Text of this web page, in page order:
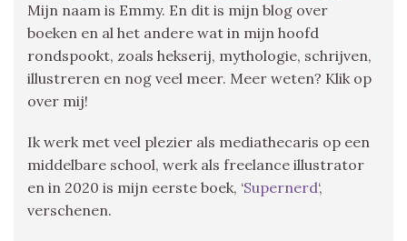
Mijn naam is Emmy. En dit is mijn blog over
boeken en al het andere wat in mijn hoofd
rondspookt, zoals hekserij, mythologie, schrijven,
illustreren en nog veel meer. Meer weten? Klik op
over mij!
Ik werk met veel plezier als mediathecaris op een
middelbare school, werk als freelance illustrator
en in 2020 is mijn eerste boek, ‘Supernerd‘,
verschenen.